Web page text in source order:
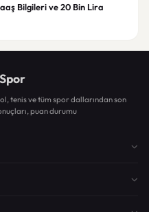
Bilgileri ve 20 Bin Lira
tenis ve tüm spor dallarından son
puan durumu